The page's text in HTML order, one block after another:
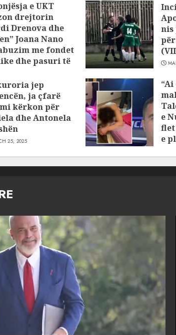
e UKT
drejtorin
Drenova dhe
Joana Nano
me fondet
dhe pasuri të
2025
nis
jep
ja çfarë
kërkon për
dhe Antonela
25, 2025
e
flet
e